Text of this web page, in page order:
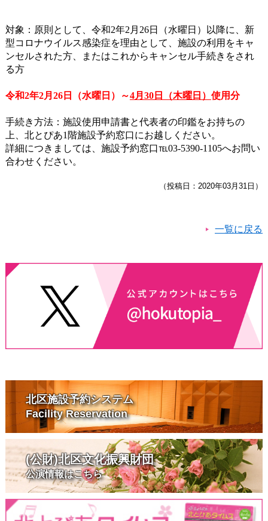
対象：原則として、令和2年2月 26日（水曜日）以降に、新
型コロナウイルス感染症を理由として、施設の利用をキャ
ンセルされた方、またはこれからキャンセル手続きをされ
る方
令和2年2月 26日（水曜日）～4月 30日 （木曜日） 使用分
手続き方法：施設使用申請書と代表者の印鑑をお持ちの
上、北とぴあ1階施設予約窓口にお越しください。
詳細につきましては、施設予約窓口℡03-5390-1105へお問い
合わせください。
（投稿日：2020年03月31日）
一覧に戻る
北区施設予約システム
Facility Reservation
(公財)北区文化振興財団
公演情報はこちら